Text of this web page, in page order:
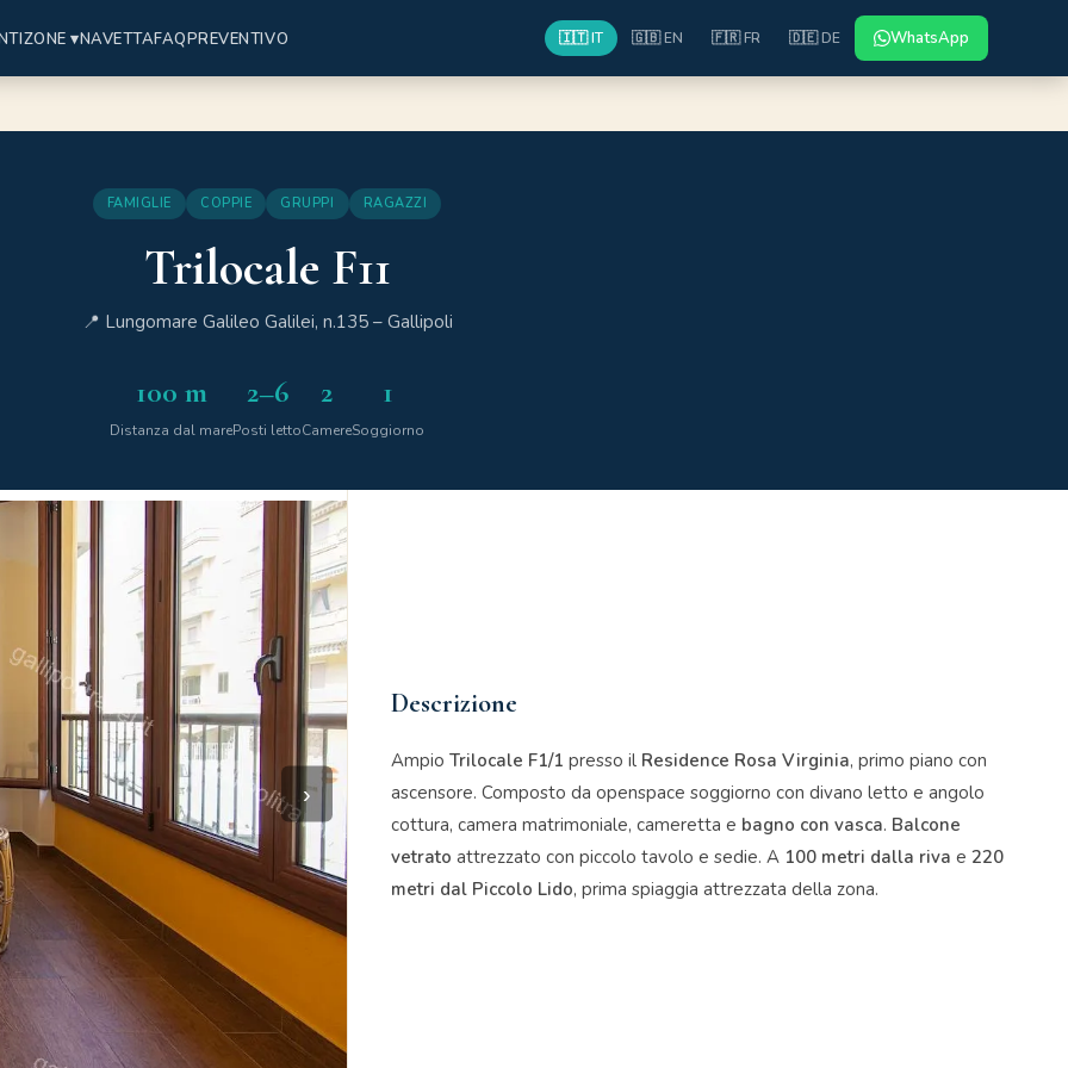
ZONE ▾NAVETTAFAQPREVENTIVO 🇮🇹 IT 🇬🇧 EN 🇫🇷 FR 🇩🇪 DE WhatsApp
FAMIGLIE COPPIE GRUPPI RAGAZZI
Trilocale F11
📍 Lungomare Galileo Galilei, n.135 – Gallipoli
100 m
Distanza dal mare
2–6
Posti letto
2
Camere
1
Soggiorno
›
Descrizione
AmpioTrilocale F1/1 presso il Residence Rosa Virginia, primo piano con
ascensore. Composto da openspace soggiorno con divano letto e angolo
cottura, camera matrimoniale, cameretta e bagno con vasca. Balcone
vetrato attrezzato con piccolo tavolo e sedie. A 100 metri dalla riva e220
metri dal Piccolo Lido, prima spiaggia attrezzata della zona.